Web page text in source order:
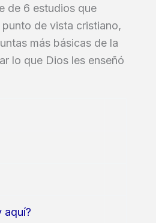
de 6 estudios que
de vista cristiano,
más básicas de la
lo que Dios les enseñó
aquí?